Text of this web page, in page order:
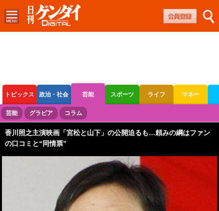
トピックス 政治・社会 芸能 スポーツ ライフ マネー
ボートレース 競輪 オートレース
芸能 グラビア コラム
香川照之主演映画「宮松と山下」の公開迫るも…頼みの綱はファン
の口コミと“同情票”